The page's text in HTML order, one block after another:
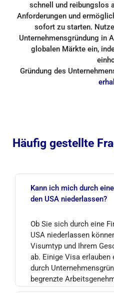
schnell und reibungslos
Anforderungen und
sofort zu starten.
Unternehmensgründung in
globalen Märkte ein,
Gründung des
Häufig gestellte
Kann ich mich durch
den USA niederlassen?
Ob Sie sich durch eine
USA niederlassen
Visumtyp und Ihrem
ab. Einige Visa erlauben
durch
begrenzte
passenden Visa-